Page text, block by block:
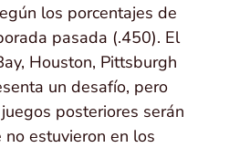
los porcentajes de
pasada (.450). El
Houston, Pittsburgh
un desafío, pero
posteriores serán
estuvieron en los